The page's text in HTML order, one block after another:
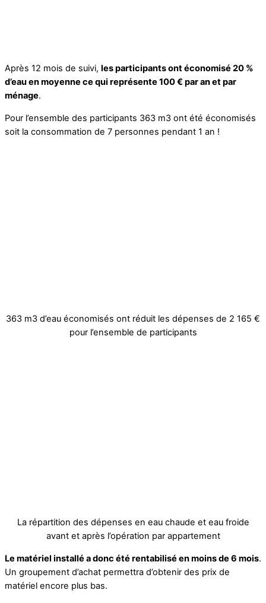
Après 12 mois de suivi, les participants ont économisé 20 %
d’eau en moyenne ce qui représente 100 € par an et par
ménage.
Pour l’ensemble des participants 363 m3 ont été économisés
soit la consommation de 7 personnes pendant 1 an !
363 m3 d’eau économisés ont réduit les dépenses de 2 165 €
pour l’ensemble de participants
La répartition des dépenses en eau chaude et eau froide
avant et après l’opération par appartement
Le matériel installé a donc été rentabilisé en moins de 6 mois.
Un groupement d’achat permettra d’obtenir des prix de
matériel encore plus bas.